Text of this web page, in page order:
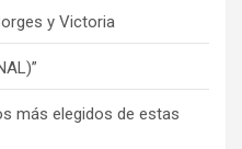
y Victoria
más elegidos de estas